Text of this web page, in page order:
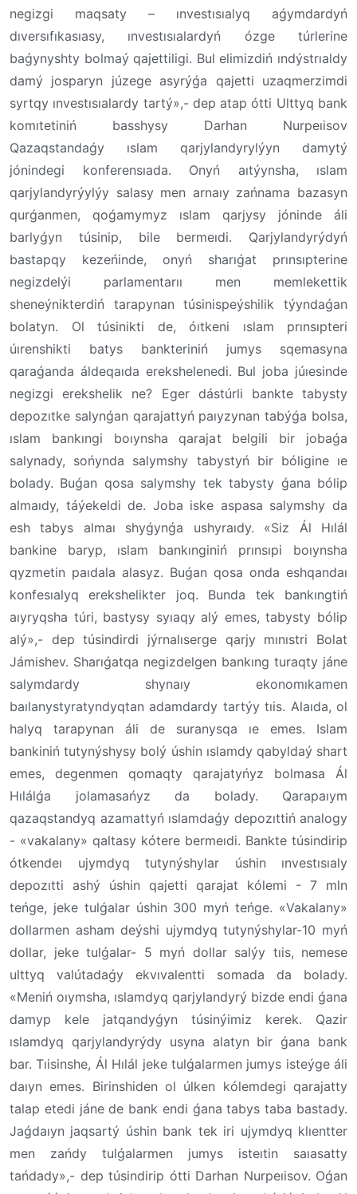
negizgi maqsaty – ınvestısıalyq aǵymdardyń
dıversıfıkasıasy, ınvestısıalardyń ózge túrlerine
baǵynyshty bolmaý qajettiligi. Bul elimizdiń ındýstrıaldy
damý josparyn júzege asyrýǵa qajetti uzaqmerzimdi
syrtqy ınvestısıalardy tartý»,- dep atap ótti Ulttyq bank
komıtetiniń basshysy Darhan Nurpeıisov
Qazaqstandaǵy ıslam qarjylandyrylýyn damytý
jónindegi konferensıada. Onyń aıtýynsha, ıslam
qarjylandyrýylýy salasy men arnaıy zańnama bazasyn
qurǵanmen, qoǵamymyz ıslam qarjysy jóninde áli
barlyǵyn túsinip, bile bermeıdi. Qarjylandyrýdyń
bastapqy kezeńinde, onyń sharıǵat prınsıpterine
negizdelýi parlamentarıı men memlekettik
sheneýnikterdiń tarapynan túsinispeýshilik týyndaǵan
bolatyn. Ol túsinikti de, óıtkeni ıslam prınsıpteri
úırenshikti batys bankteriniń jumys sqemasyna
qaraǵanda áldeqaıda erekshelenedi. Bul joba júıesinde
negizgi erekshelik ne? Eger dástúrli bankte tabysty
depozıtke salynǵan qarajattyń paıyzynan tabýǵa bolsa,
ıslam bankıngi boıynsha qarajat belgili bir jobaǵa
salynady, sońynda salymshy tabystyń bir bóligine ıe
bolady. Buǵan qosa salymshy tek tabysty ǵana bólip
almaıdy, táýekeldi de. Joba iske aspasa salymshy da
esh tabys almaı shyǵynǵa ushyraıdy. «Siz Ál Hılál
bankine baryp, ıslam bankınginiń prınsıpi boıynsha
qyzmetin paıdala alasyz. Buǵan qosa onda eshqandaı
konfesıalyq erekshelikter joq. Bunda tek bankıngtiń
aıyryqsha túri, bastysy syıaqy alý emes, tabysty bólip
alý»,- dep túsindirdi jýrnalıserge qarjy mınıstri Bolat
Jámishev. Sharıǵatqa negizdelgen bankıng turaqty jáne
salymdardy shynaıy ekonomıkamen
baılanystyratyndyqtan adamdardy tartýy tıis. Alaıda, ol
halyq tarapynan áli de suranysqa ıe emes. Islam
bankiniń tutynýshysy bolý úshin ıslamdy qabyldaý shart
emes, degenmen qomaqty qarajatyńyz bolmasa Ál
Hılálǵa jolamasańyz da bolady. Qarapaıym
qazaqstandyq azamattyń ıslamdaǵy depozıttiń analogy
- «vakalany» qaltasy kótere bermeıdi. Bankte túsindirip
ótkendeı ujymdyq tutynýshylar úshin ınvestısıaly
depozıtti ashý úshin qajetti qarajat kólemi - 7 mln
teńge, jeke tulǵalar úshin 300 myń teńge. «Vakalany»
dollarmen asham deýshi ujymdyq tutynýshylar-10 myń
dollar, jeke tulǵalar- 5 myń dollar salýy tıis, nemese
ulttyq valútadaǵy ekvıvalentti somada da bolady.
«Meniń oıymsha, ıslamdyq qarjylandyrý bizde endi ǵana
damyp kele jatqandyǵyn túsinýimiz kerek. Qazir
ıslamdyq qarjylandyrýdy usyna alatyn bir ǵana bank
bar. Tıisinshe, Ál Hılál jeke tulǵalarmen jumys isteýge áli
daıyn emes. Birinshiden ol úlken kólemdegi qarajatty
talap etedi jáne de bank endi ǵana tabys taba bastady.
Jaǵdaıyn jaqsartý úshin bank tek iri ujymdyq klıentter
men zańdy tulǵalarmen jumys isteıtin saıasatty
tańdady»,- dep túsindirip ótti Darhan Nurpeıisov. Oǵan